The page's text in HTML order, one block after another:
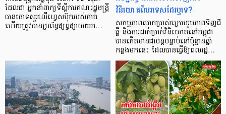
ដែលជា អ្នកនាំពាក្យទីស្តីការគណៈរដ្ឋមន្ត្រី
បានចោទសួរលើហ្វេសប៊ុករបស់គាត់
ហើយត្រូវបានប្រព័ន្ធផ្សព្វផ្សាយយក…
វិនិយោគពីបរទេសដែរឬទេ?
សកម្មភាពបោកប្រាស់ក្រោមរូបភាពទិញដី
ធ្លី និងការដាក់ប្រាក់វិនិយោគនៅកម្ពុជា
បានកើតមានជាបន្តបន្ទាប់នៅប៉ុន្មានឆ្នាំ
កន្លងមកនេះ ដែលបានធ្វើឱ្យពលរដ្ឋ…